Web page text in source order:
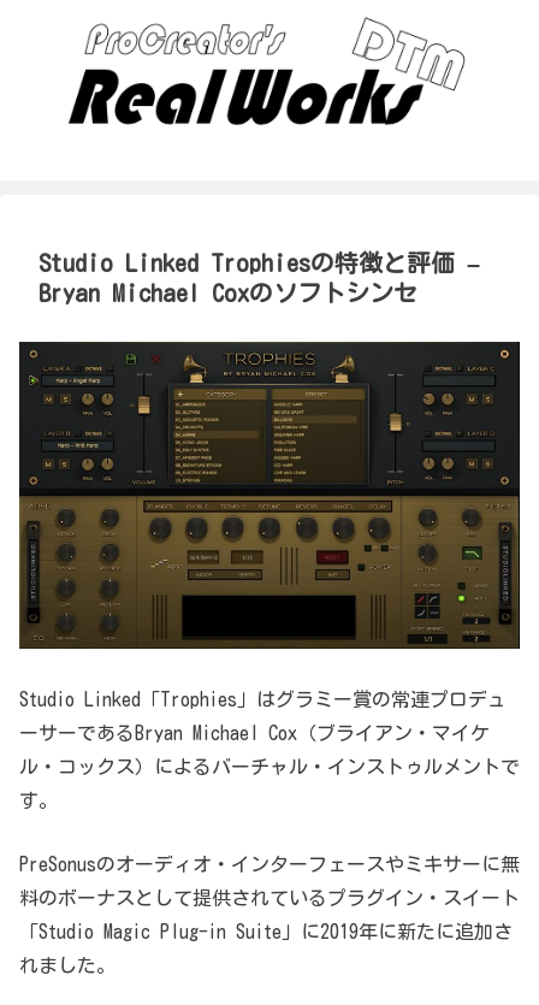
Studio Linked Trophiesの特徴と評価 –
Bryan Michael Coxのソフトシンセ
Studio Linked「Trophies」はグラミー賞の常連プロデュ
ーサーであるBryan Michael Cox（ブライアン・マイケ
ル・コックス）によるバーチャル・インストゥルメントで
す。
PreSonusのオーディオ・インターフェースやミキサーに無
料のボーナスとして提供されているプラグイン・スイート
「Studio Magic Plug-in Suite」に2019年に新たに追加さ
れました。